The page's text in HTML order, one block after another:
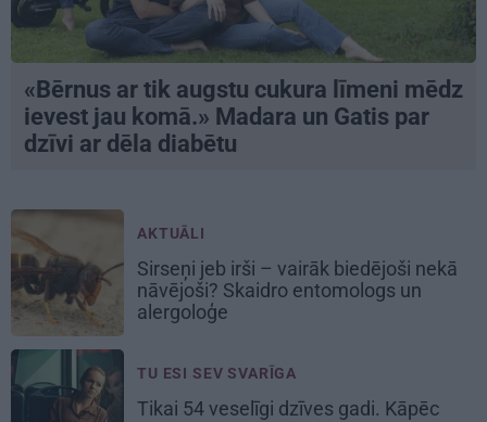
«Bērnus ar tik augstu cukura līmeni mēdz
ievest jau komā.» Madara un Gatis par
dzīvi ar dēla diabētu
AKTUĀLI
Sirseņi jeb irši – vairāk biedējoši nekā
nāvējoši? Skaidro entomologs un
alergoloģe
TU ESI SEV SVARĪGA
Tikai 54 veselīgi dzīves gadi. Kāpēc